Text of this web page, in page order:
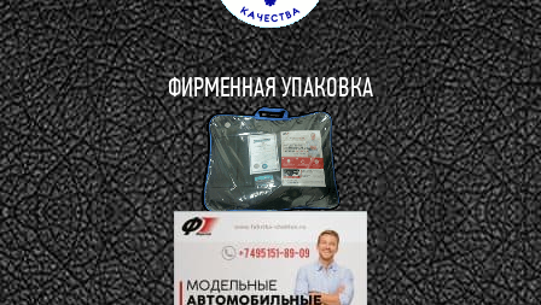
ФИРМЕННАЯ УПАКОВКА